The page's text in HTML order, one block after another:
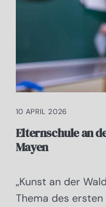
10 APRIL 2026
Elternschule an
Mayen
„Kunst an der
Thema des ersten